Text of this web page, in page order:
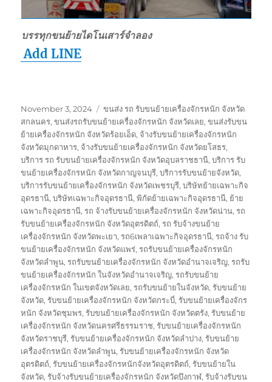
บรรทุกขนย้ายไดโนเสาร์จำลอง
Add LINE
Posted
on
November 3, 2024 Tags
ขนส่ง รถ รับขนย้ายเครื่องจักรหนัก จังหวัด
สกลนคร,ขนส่งรถรับขนย้ายเครื่องจักรหนัก จังหวัดเลย,ขนส่งรับขน
ย้ายเครื่องจักรหนัก จังหวัดร้อยเอ็ด, จ้างรับขนย้ายเครื่องจักรหนัก
จังหวัดมุกดาหาร, จ้างรับขนย้ายเครื่องจักรหนัก จังหวัดยโสธร,
บริการ รถ รับขนย้ายเครื่องจักรหนัก จังหวัดอุบลราชธานี,บริการ รับ
ขนย้ายเครื่องจักรหนัก จังหวัดกาญจนบุรี,บริการรับขนย้ายจังหวัด,
บริการรับขนย้ายเครื่องจักรหนัก จังหวัดเพชรบุรี,บริษัทย้ายเฉพาะกิจ
อุดรธานี,บริษัทเฉพาะกิจอุดรธานี,พิกัดย้ายเฉพาะกิจอุดรธานี, ย้าย
เฉพาะกิจอุดรธานี,รถ จ้างรับขนย้ายเครื่องจักรหนัก จังหวัดน่าน,รถ
รับขนย้ายเครื่องจักรหนัก จังหวัดอุตรดิตถ์,รถ รับจ้างขนย้าย
เครื่องจักรหนัก จังหวัดพะเยา,รถ6เพลาเฉพาะกิจอุดรธานี,รถจ้าง รับ
ขนย้ายเครื่องจักรหนัก จังหวัดแพร่,รถรับขนย้ายเครื่องจักรหนัก
จังหวัดลำพูน,รถรับขนย้ายเครื่องจักรหนัก จังหวัดอำนาจเจริญ,รถรับ
ขนย้ายเครื่องจักรหนัก ในจังหวัดอำนาจเจริญ,รถรับขนย้าย
เครื่องจักรหนัก ในเขตจังหวัดเลย,รถรับขนย้ายในจังหวัด,รับขนย้าย
จังหวัด,รับขนย้ายเครื่องจักรหนัก จังหวัดกระบี่,รับขนย้ายเครื่องจักร
หนัก จังหวัดชุมพร,รับขนย้ายเครื่องจักรหนัก จังหวัดตรัง,รับขนย้าย
เครื่องจักรหนัก จังหวัดนครศรีธรรมราช,รับขนย้ายเครื่องจักรหนัก
จังหวัดราชบุรี,รับขนย้ายเครื่องจักรหนัก จังหวัดลำปาง,รับขนย้าย
เครื่องจักรหนัก จังหวัดลำพูน,รับขนย้ายเครื่องจักรหนัก จังหวัด
อุตรดิตถ์,รับขนย้ายเครื่องจักรหนักจังหวัดอุตรดิตถ์,รับขนย้ายใน
จังหวัด,รับจ้างรับขนย้ายเครื่องจักรหนัก จังหวัดบึงกาฬ,รับจ้างรับขน